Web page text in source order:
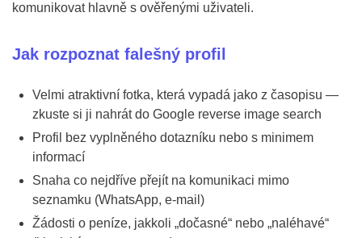
komunikovat hlavně s ověřenými uživateli.
Jak rozpoznat falešný profil
Velmi atraktivní fotka, která vypadá jako z časopisu —
zkuste si ji nahrát do Google reverse image search
Profil bez vyplněného dotazníku nebo s minimem
informací
Snaha co nejdříve přejít na komunikaci mimo
seznamku (WhatsApp, e-mail)
Žádosti o peníze, jakkoli „dočasné“ nebo „naléhavé“